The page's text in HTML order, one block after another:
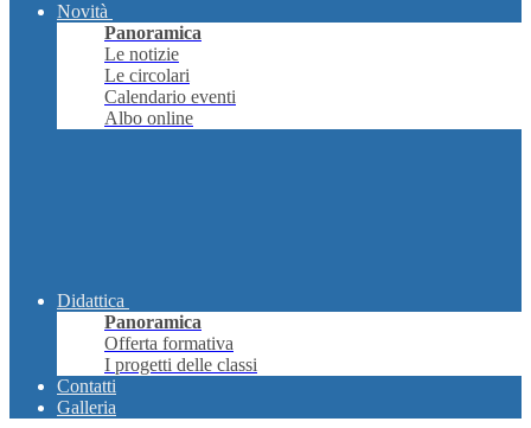
Novità
Panoramica
Le notizie
Le circolari
Calendario eventi
Albo online
Didattica
Panoramica
Offerta formativa
I progetti delle classi
Contatti
Galleria